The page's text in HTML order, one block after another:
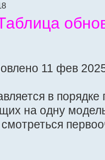
11 фев
в порядке
на одну